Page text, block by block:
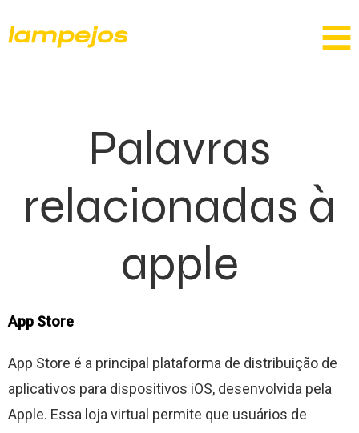
Palavras
relacionadas à
apple
App Store
App Store é a principal plataforma de distribuição de
aplicativos para dispositivos iOS, desenvolvida pela
Apple. Essa loja virtual permite que usuários de